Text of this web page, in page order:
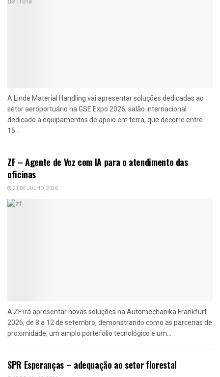
A Linde Material Handling vai apresentar soluções dedicadas ao
setor aeroportuário na GSE Expo 2026, salão internacional
dedicado a equipamentos de apoio em terra, que decorre entre
15...
ZF – Agente de Voz com IA para o atendimento das
oficinas
21 DE JULHO, 2026
A ZF irá apresentar novas soluções na Automechanika Frankfurt
2026, de 8 a 12 de setembro, demonstrando como as parcerias de
proximidade, um amplo portefólio tecnológico e um...
SPR Esperanças – adequação ao setor florestal